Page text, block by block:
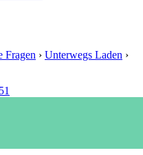
Fragen › Unterwegs Laden ›